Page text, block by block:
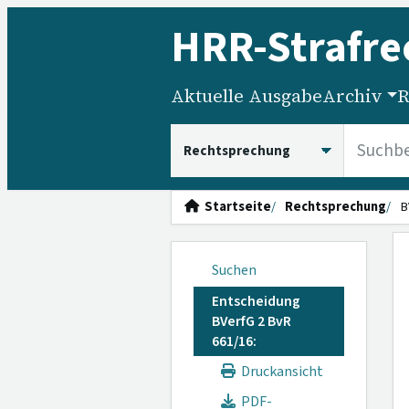
HRR-
Aktuelle AusgabeArchiv
Startseite Rechtsprechung
Suchen
Entscheidung
BVerfG 2 BvR
661/16:
Druckansicht
PDF-